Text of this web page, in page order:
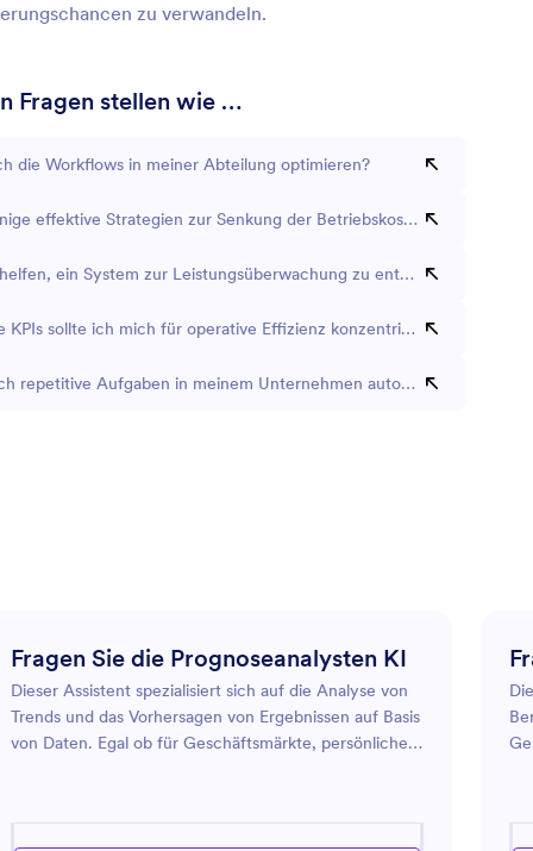
zu verwandeln.
Fragen stellen wie …
die Workflows in meiner Abteilung optimieren?
effektive Strategien zur Senkung der Betriebskosten?
ein System zur Leistungsüberwachung zu entwerfen?
KPIs sollte ich mich für operative Effizienz konzentrieren?
repetitive Aufgaben in meinem Unternehmen automatisieren?
Fragen Sie die Prognoseanalysten KI
Dieser Assistent spezialisiert sich auf die Analyse von
Trends und das Vorhersagen von Ergebnissen auf Basis
von Daten. Egal ob für Geschäftsmärkte, persönliche